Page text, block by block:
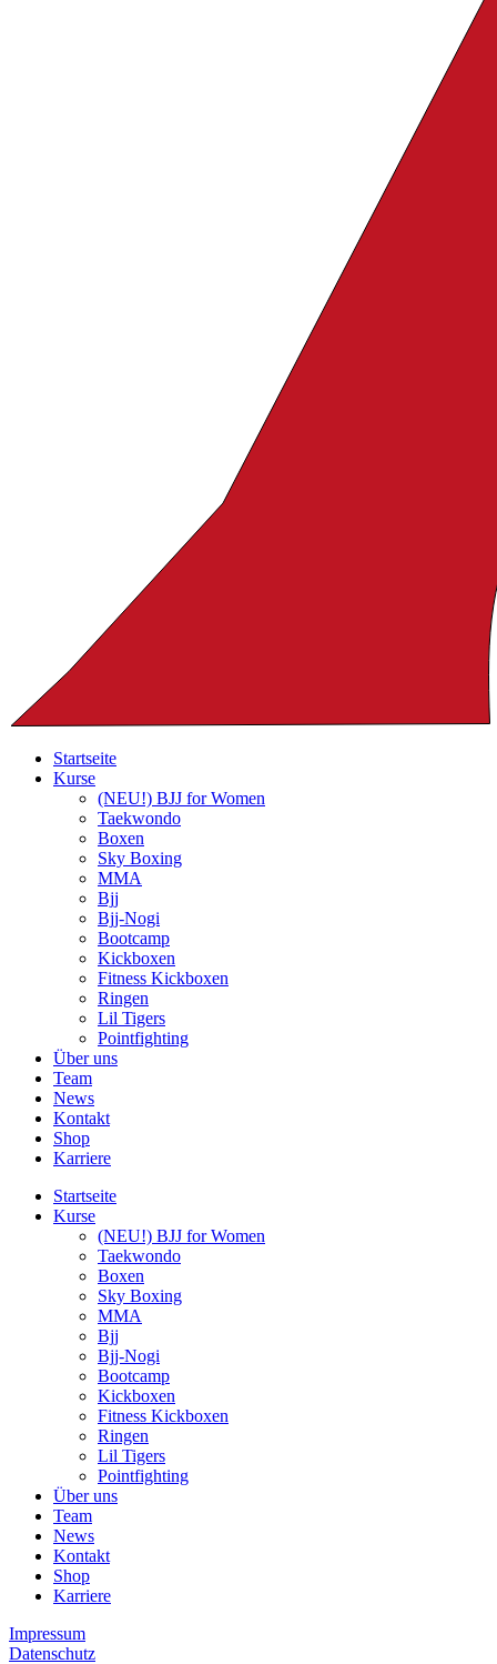
Startseite
Kurse
(NEU!) BJJ for Women
Taekwondo
Boxen
Sky Boxing
MMA
Bjj
Bjj-Nogi
Bootcamp
Kickboxen
Fitness Kickboxen
Ringen
Lil Tigers
Pointfighting
Über uns
Team
News
Kontakt
Shop
Karriere
Startseite
Kurse
(NEU!) BJJ for Women
Taekwondo
Boxen
Sky Boxing
MMA
Bjj
Bjj-Nogi
Bootcamp
Kickboxen
Fitness Kickboxen
Ringen
Lil Tigers
Pointfighting
Über uns
Team
News
Kontakt
Shop
Karriere
Impressum
Datenschutz